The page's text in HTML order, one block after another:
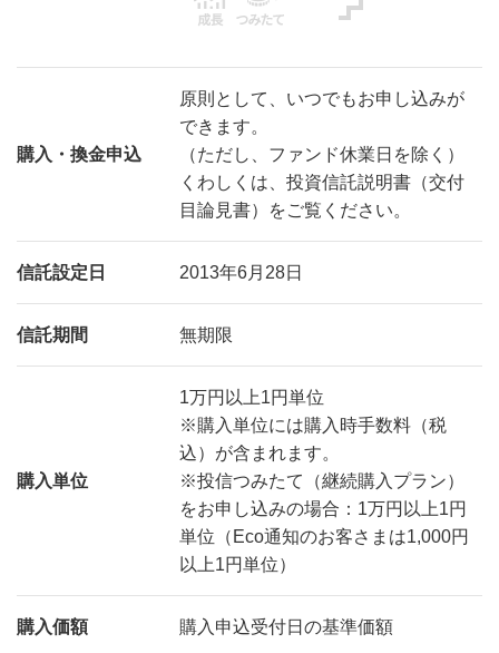
購入・換金申込
原則として、いつでもお申し込みが
できます。
（ただし、ファンド休業日を除く）
くわしくは、投資信託説明書（交付
目論見書）をご覧ください。
信託設定日 2013年6月28日
信託期間 無期限
購入単位
1万円以上1円単位
※購入単位には購入時手数料（税
込）が含まれます。
※投信つみたて（継続購入プラン）
をお申し込みの場合：1万円以上1円
単位（Eco通知のお客さまは1,000円
以上1円単位）
購入価額 購入申込受付日の基準価額